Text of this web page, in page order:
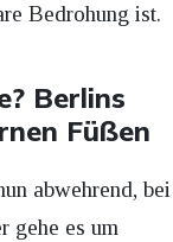
Bedrohung ist.
Berlins
Füßen
abwehrend, bei
gehe es um